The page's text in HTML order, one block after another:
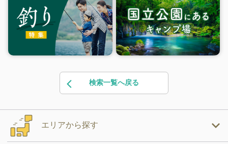
検索一覧へ戻る
エリアから探す